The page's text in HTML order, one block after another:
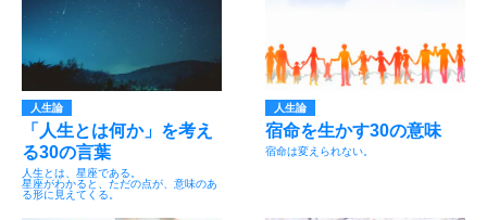
人生論
「人生とは何か」を考え
る30の言葉
人生とは、星座である。
星座がわかると、ただの点が、意味のあ
る形に見えてくる。
人生論
宿命を生かす30の意味
宿命は変えられない。